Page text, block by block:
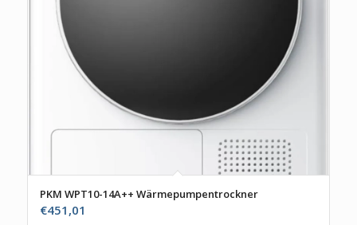
PKM WPT10-14A++ Wärmepumpentrockner
€451,01